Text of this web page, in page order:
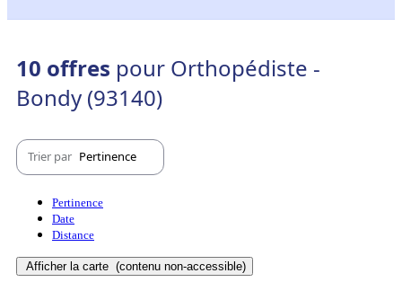
10 offres pour Orthopédiste -
Bondy (93140)
Trier par Pertinence
Pertinence
Date
Distance
Afficher la carte (contenu non-accessible)